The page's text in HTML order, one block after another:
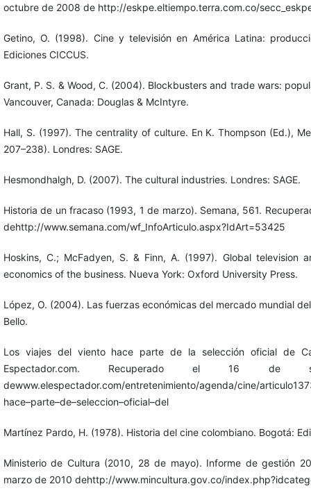
octubre de 2008 de http://eskpe.eltiempo.terra.com.co/
Getino, O. (1998). Cine y televisión en América Latina:
Ediciones CICCUS.
Grant, P. S. & Wood, C. (2004). Blockbusters and trade wars:
Vancouver, Canada: Douglas & McIntyre.
Hall, S. (1997). The centrality of culture. En K. Thompson (Ed.),
207–238). Londres: SAGE.
Hesmondhalgh, D. (2007). The cultural industries. Londres: SAGE.
Historia de un fracaso (1993, 1 de marzo). Semana, 561.
dehttp://www.semana.com/wf_InfoArticulo.aspx?IdArt=53425
Hoskins, C.; McFadyen, S. & Finn, A. (1997). Global television
economics of the business. Nueva York: Oxford University Press.
López, O. (2004). Las fuerzas económicas del mercado mundial
Bello.
Los viajes del viento hace parte de la selección oficial de
Espectador.com. Recuperado el 16 de
dewww.elespectador.com/entretenimiento/agenda/cine/
hace–parte–de–seleccion–oficial–del
Martínez Pardo, H. (1978). Historia del cine colombiano. Bogotá:
Ministerio de Cultura (2010, 28 de mayo). Informe de gestión
marzo de 2010 dehttp://www.mincultura.gov.co/